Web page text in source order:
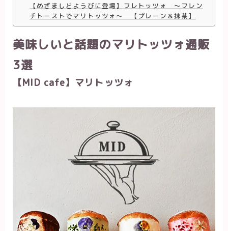
【めざましどようびに登場】フレトッツォ ～フレン
チトーストでマリトッツォ～ 【プレーン＆抹茶】
美味しいと話題のマリトッツォ通販
3選
【MID cafe】マリトッツォ